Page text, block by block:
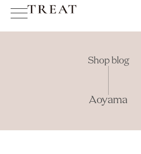
Shop blog
Aoyama